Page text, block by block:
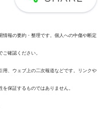
報の要約・整理です。個人への中傷や断定
確認ください。
、ウェブ上の二次報道などです。リンクや
保証するものではありません。